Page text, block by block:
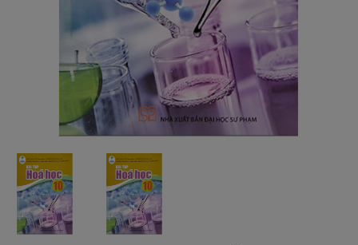
SÁCH
SÁCH
NGOẠI
NGỮ
VPP
-
ĐỒ
DÙNG